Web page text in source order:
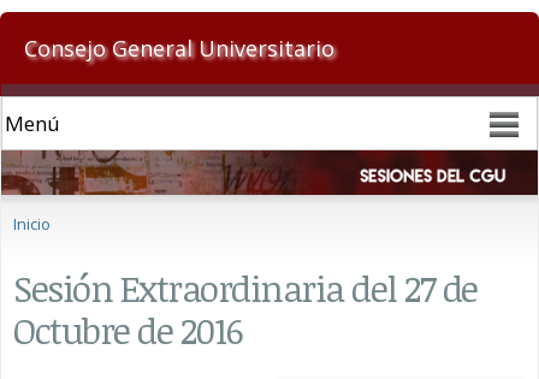
Consejo General Universitario
Inicio
Sesión Extraordinaria del 27 de
Octubre de 2016